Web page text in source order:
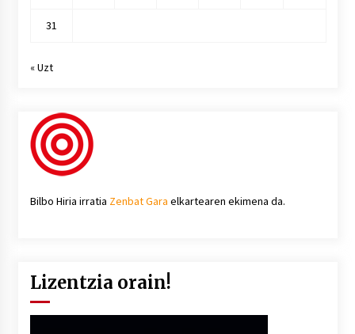
31
« Uzt
Bilbo Hiria irratia Zenbat Gara elkartearen ekimena da.
Lizentzia orain!